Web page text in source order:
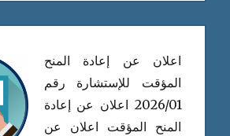
اعلان عن إعادة المنح
المؤقت للإستشارة رقم
2026/01 اعلان عن إعادة
المنح المؤقت اعلان عن